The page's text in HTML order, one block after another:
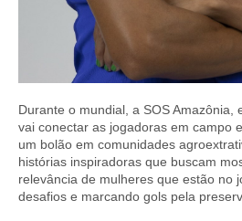
Durante o mundial, a SOS Amazônia,
vai conectar as jogadoras em campo
um bolão em comunidades
histórias inspiradoras que buscam
relevância de mulheres que estão no
desafios e marcando gols pela